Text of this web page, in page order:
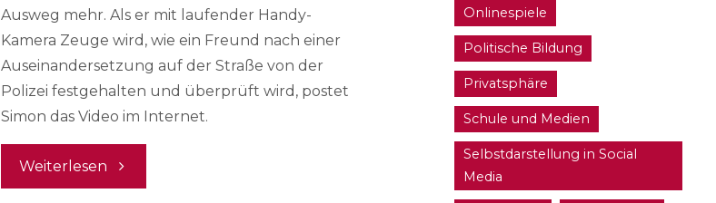
Ausweg mehr. Als er mit laufender Handy-
Kamera Zeuge wird, wie ein Freund nach einer
Auseinandersetzung auf der Straße von der
Polizei festgehalten und überprüft wird, postet
Simon das Video im Internet.
Weiterlesen"Radikal"
Onlinespiele
Politische Bildung
Privatsphäre
Schule und Medien
Selbstdarstellung in Social
Media